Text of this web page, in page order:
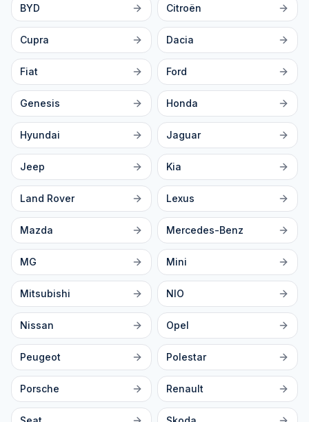
BYD Citroën
Cupra Dacia
Fiat Ford
Genesis Honda
Hyundai Jaguar
Jeep Kia
Land Rover Lexus
Mazda Mercedes-Benz
MG Mini
Mitsubishi NIO
Nissan Opel
Peugeot Polestar
Porsche Renault